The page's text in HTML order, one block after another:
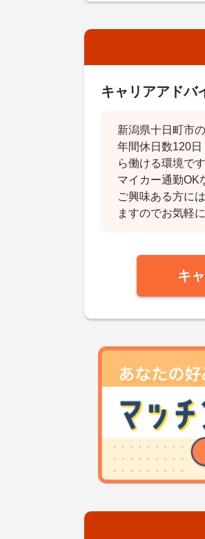
キャリアアドバ
新潟県十日町市
年間休日数120
ら働ける環境です
マイカー通勤OK
ご興味ある方に
ますのでお気軽
キ